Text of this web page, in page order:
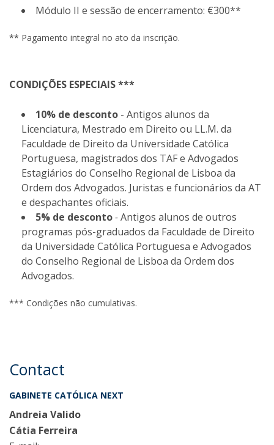
Módulo II e sessão de encerramento: €300**
** Pagamento integral no ato da inscrição.
CONDIÇÕES ESPECIAIS ***
10% de desconto - Antigos alunos da
Licenciatura, Mestrado em Direito ou LL.M. da
Faculdade de Direito da Universidade Católica
Portuguesa, magistrados dos TAF e Advogados
Estagiários do Conselho Regional de Lisboa da
Ordem dos Advogados. Juristas e funcionários da AT
e despachantes oficiais.
5% de desconto-Antigos alunos de outros
programas pós-graduados da Faculdade de Direito
da Universidade Católica Portuguesa e Advogados
do Conselho Regional de Lisboa da Ordem dos
Advogados.
*** Condições não cumulativas.
Contact
GABINETE CATÓLICA NEXT
Andreia Valido
Cátia Ferreira